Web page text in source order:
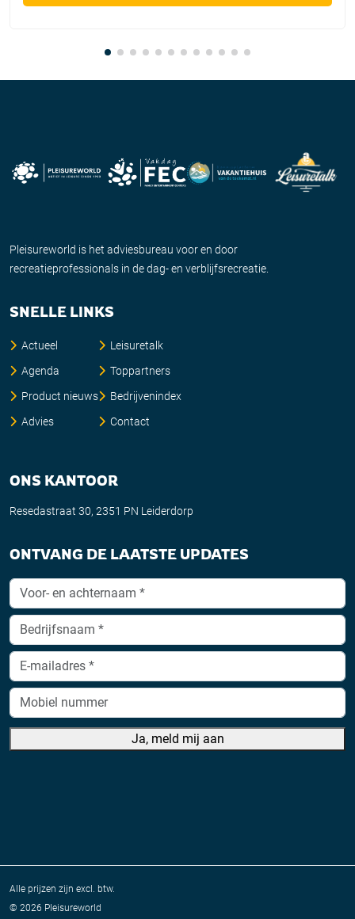
Pleisureworld is het adviesbureau voor en door
recreatieprofessionals in de dag- en verblijfsrecreatie.
SNELLE LINKS
Actueel
Agenda
Product nieuws
Advies
Leisuretalk
Toppartners
Bedrijvenindex
Contact
ONS KANTOOR
Resedastraat 30, 2351 PN Leiderdorp
ONTVANG DE LAATSTE UPDATES
Ja, meld mij aan
n
© 2026 Pleisureworld
Alle prijzen zijn excl. btw.